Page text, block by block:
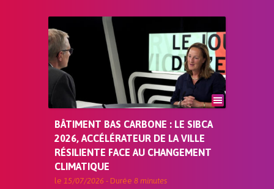
BÂTIMENT BAS CARBONE : LE SIBCA
2026, ACCÉLÉRATEUR DE LA VILLE
RÉSILIENTE FACE AU CHANGEMENT
CLIMATIQUE
le 15/07/2026 - Durée 8 minutes